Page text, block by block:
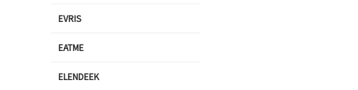
EVRIS
EATME
ELENDEEK